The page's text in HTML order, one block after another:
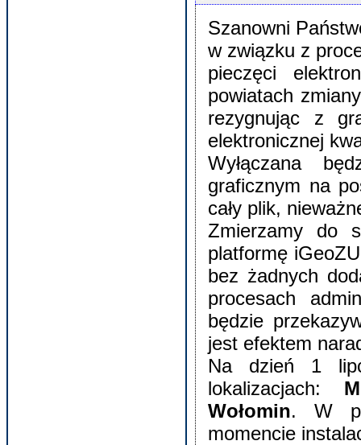
Szanowni
w związku z
pieczęci
powiatach
rezygnując z
elektronicznej
Wyłączana
graficznym na
cały plik,
Zmierzamy do
platformę
bez żadnych
procesach
będzie
jest efektem
Na dzień 1
lokalizacjach:
Wołomin. W
momencie